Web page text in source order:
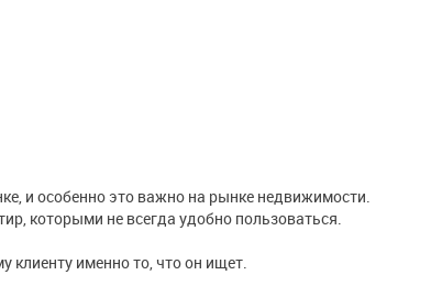
и особенно это важно на рынке недвижимости.
которыми не всегда удобно пользоваться.
клиенту именно то, что он ищет.